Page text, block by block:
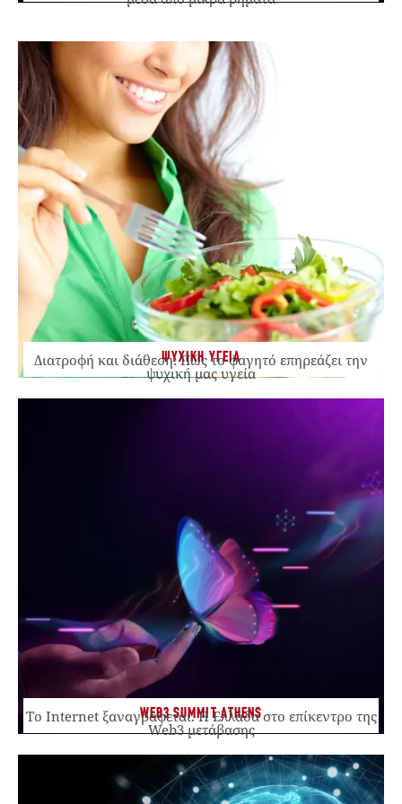
ΨΥΧΙΚΗ ΥΓΕΙΑ
Διατροφή και διάθεση: Πώς το φαγητό επηρεάζει την
ψυχική μας υγεία
WEB3 SUMMIT ATHENS
Το Internet ξαναγράφεται. Η Ελλάδα στο επίκεντρο της
Web3 μετάβασης